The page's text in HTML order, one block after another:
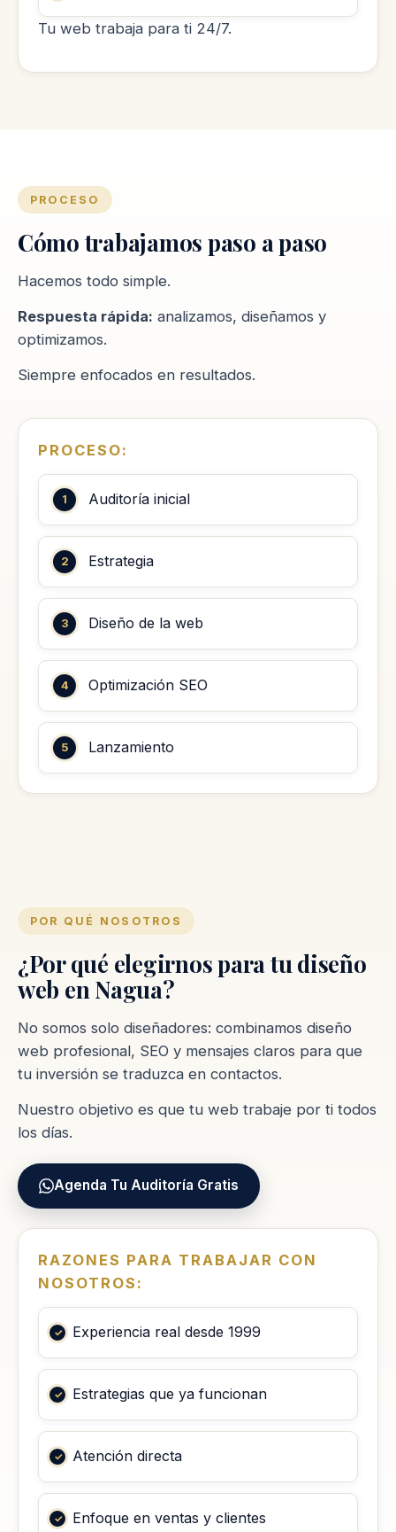
Tu web trabaja para ti 24/7.
PROCESO:
Auditoría inicial
Estrategia
Diseño de la web
Optimización SEO
Lanzamiento
PROCESO
Cómo trabajamos paso a paso
Hacemos todo simple.
Respuesta rápida: analizamos, diseñamos y
optimizamos.
Siempre enfocados en resultados.
POR QUÉ NOSOTROS
¿Por qué elegirnos para tu diseño
web en Nagua?
No somos solo diseñadores: combinamos diseño
web profesional, SEO y mensajes claros para que
tu inversión se traduzca en contactos.
Nuestro objetivo es que tu web trabaje por ti todos
los días.
Agenda Tu Auditoría Gratis
RAZONES PARA TRABAJAR CON
NOSOTROS:
Experiencia real desde 1999
Estrategias que ya funcionan
Atención directa
Enfoque en ventas y clientes